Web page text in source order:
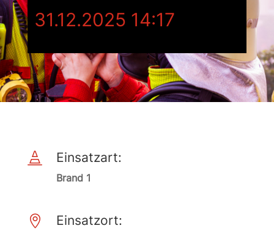
31.12.2025 14:17
 Einsatzart:
Brand 1
 Einsatzort: